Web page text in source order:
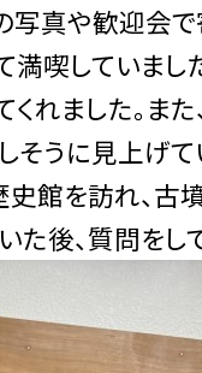
写真や歓迎会
満喫していまし
くれました。ま
そうに見上げて
史館を訪れ、古
た後、質問をし